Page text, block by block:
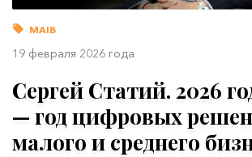
MAIB
19 февраля 2026 года
Сергей Статий. 2026
— год цифровых
малого и среднего